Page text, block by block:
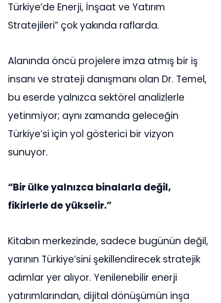
Türkiye’de Enerji, İnşaat ve Yatırım
Stratejileri” çok yakında raflarda.
Alanında öncü projelere imza atmış bir iş
insanı ve strateji danışmanı olan Dr. Temel,
bu eserde yalnızca sektörel analizlerle
yetinmiyor; aynı zamanda geleceğin
Türkiye’si için yol gösterici bir vizyon
sunuyor.
“Bir ülke yalnızca binalarla değil,
fikirlerle de yükselir.”
Kitabın merkezinde, sadece bugünün değil,
yarının Türkiye’sini şekillendirecek stratejik
adımlar yer alıyor. Yenilenebilir enerji
yatırımlarından, dijital dönüşümün inşa